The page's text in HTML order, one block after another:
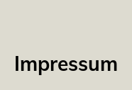
Impressum